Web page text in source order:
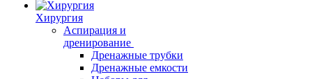
Хирургия
Аспирация и
дренирование
Дренажные трубки
Дренажные емкости